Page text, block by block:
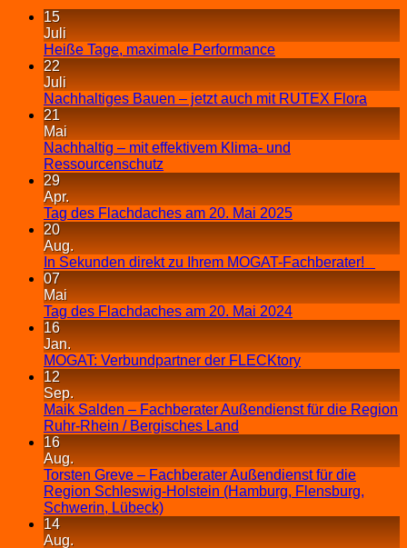
15
Juli
Heiße Tage, maximale Performance
22
Juli
Nachhaltiges Bauen – jetzt auch mit RUTEX Flora
21
Mai
Nachhaltig – mit effektivem Klima- und
Ressourcenschutz
29
Apr.
Tag des Flachdaches am 20. Mai 2025
20
Aug.
In Sekunden direkt zu Ihrem MOGAT-Fachberater!
07
Mai
Tag des Flachdaches am 20. Mai 2024
16
Jan.
MOGAT: Verbundpartner der FLECKtory
12
Sep.
Maik Salden – Fachberater Außendienst für die Region
Ruhr-Rhein / Bergisches Land
16
Aug.
Torsten Greve – Fachberater Außendienst für die
Region Schleswig-Holstein (Hamburg, Flensburg,
Schwerin, Lübeck)
14
Aug.